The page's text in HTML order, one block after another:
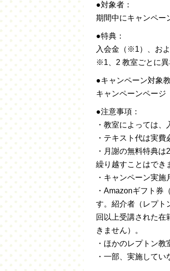
●対象者：
期間中にキャンペー
●特典：
入会金（※1）、お
※1、2 教室ごとに異
●キャンペーン対象教
キャンペーンページ
●注意事項：
・教室によっては
・テキスト代は実
・月謝の無料特典
繰り越すことはでき
・キャンペーン実
・Amazonギフト券
す。紹介者（レプト
回以上受講された在
きません）。
・ほかのレプトン
・一部、実施してい